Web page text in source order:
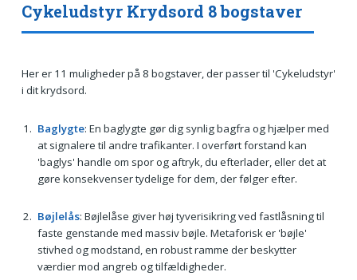
Cykeludstyr Krydsord 8 bogstaver
Her er 11 muligheder på 8 bogstaver, der passer til 'Cykeludstyr'
i dit krydsord.
Baglygte: En baglygte gør dig synlig bagfra og hjælper med
at signalere til andre trafikanter. I overført forstand kan
'baglys' handle om spor og aftryk, du efterlader, eller det at
gøre konsekvenser tydelige for dem, der følger efter.
Bøjlelås: Bøjlelåse giver høj tyverisikring ved fastlåsning til
faste genstande med massiv bøjle. Metaforisk er 'bøjle'
stivhed og modstand, en robust ramme der beskytter
værdier mod angreb og tilfældigheder.